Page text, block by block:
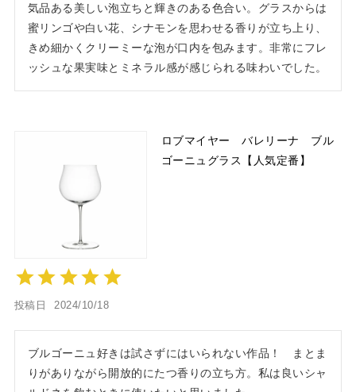
気品ある美しい泡立ちと輝きのある色合い。グラスからは
蜜リンゴや白い花、シナモンを思わせる香りが立ち上り、
きめ細かくクリーミーな泡が口内を包みます。非常にフレ
ロブマイヤー バレリーナ ブル
ゴーニュグラス【人気定番】
投稿日 2024/10/18
ブルゴーニュ好きは試さずにはいられない作品！　まとま
りがありながら開放的にたつ香りの立ち方。私は良いシャ